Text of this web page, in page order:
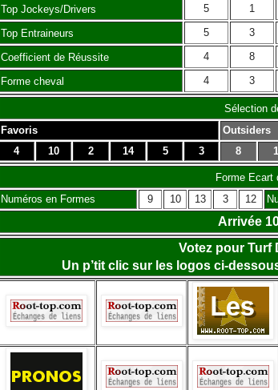
Top Jockeys/Drivers 5 1
Top Entraineurs 5 3
Coefficient de Réussite 4 8
Forme cheval 4 3
Sélection
Favoris
Outsiders
4
10 2 14 5 3 8 1
Forme Ecart
Numéros en Formes
9 10 13 3 12
Arrivée
Votez pour Turf
Un p’tit clic sur les logos ci-